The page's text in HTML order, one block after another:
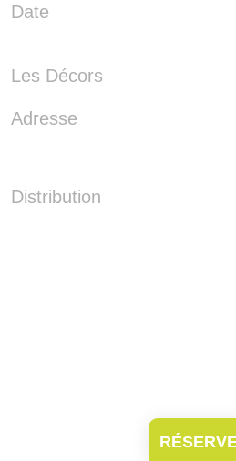
Date
Les Décors
Adresse
Distribution